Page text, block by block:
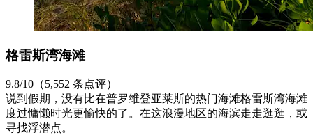
格雷斯湾海滩
9.8/10（5,552 条点评）
说到假期，没有比在普罗维登亚莱斯的热门海滩格雷斯湾海滩
度过慵懒时光更愉快的了。在这浪漫地区的海滨走走逛逛，或
寻找浮潜点。